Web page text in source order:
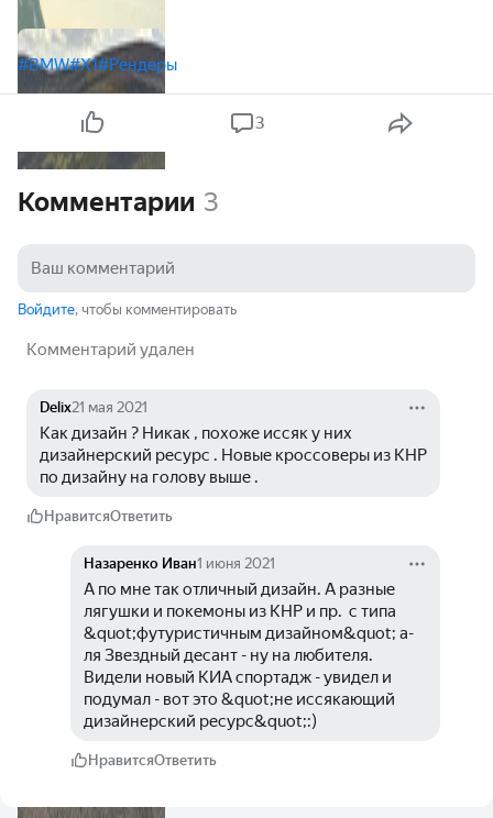
#BMW#X1#Рендеры
3
Комментарии 3
Войдите, чтобы комментировать
Комментарий удален
Delix21 мая 2021
Как дизайн ? Никак , похоже иссяк у них
дизайнерский ресурс . Новые кроссоверы из КНР
по дизайну на голову выше .
НравитсяОтветить
Назаренко Иван1 июня 2021
А по мне так отличный дизайн. А разные
лягушки и покемоны из КНР и пр.  с типа
&quot;футуристичным дизайном&quot; а-
ля Звездный десант - ну на любителя.
Видели новый КИА спортадж - увидел и
подумал - вот это &quot;не иссякающий
дизайнерский ресурс&quot;:)
НравитсяОтветить